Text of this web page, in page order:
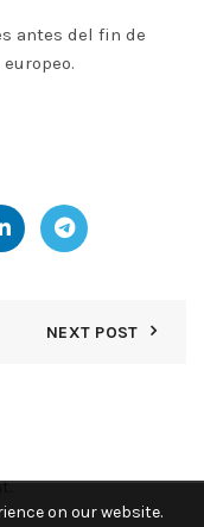
antes del fin de
NEXT POST
on our website.